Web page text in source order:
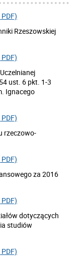
Rzeszowskiej
ust. 6 pkt. 1-3
Ignacego
rzeczowo-
za 2016
dotyczących
studiów